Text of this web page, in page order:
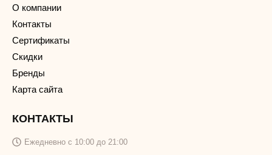
О компании
Контакты
Сертификаты
Скидки
Бренды
Карта сайта
КОНТАКТЫ
Ежедневно с 10:00 до 21:00